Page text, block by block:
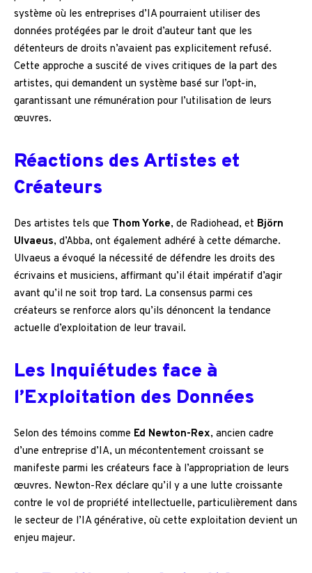
système où les entreprises d’IA pourraient utiliser des
données protégées par le droit d’auteur tant que les
détenteurs de droits n’avaient pas explicitement refusé.
Cette approche a suscité de vives critiques de la part des
artistes, qui demandent un système basé sur l’opt-in,
garantissant une rémunération pour l’utilisation de leurs
œuvres.
Réactions des Artistes et
Créateurs
Des artistes tels que Thom Yorke, de Radiohead, et Björn
Ulvaeus, d’Abba, ont également adhéré à cette démarche.
Ulvaeus a évoqué la nécessité de défendre les droits des
écrivains et musiciens, affirmant qu’il était impératif d’agir
avant qu’il ne soit trop tard. La consensus parmi ces
créateurs se renforce alors qu’ils dénoncent la tendance
actuelle d’exploitation de leur travail.
Les Inquiétudes face à
l’Exploitation des Données
Selon des témoins comme Ed Newton-Rex, ancien cadre
d’une entreprise d’IA, un mécontentement croissant se
manifeste parmi les créateurs face à l’appropriation de leurs
œuvres. Newton-Rex déclare qu’il y a une lutte croissante
contre le vol de propriété intellectuelle, particulièrement dans
le secteur de l’IA générative, où cette exploitation devient un
enjeu majeur.